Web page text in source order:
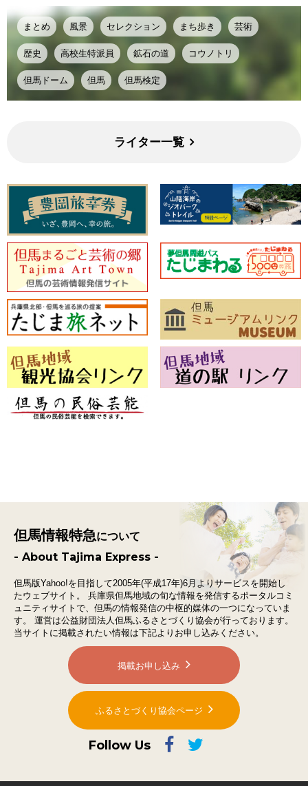
まとめ 風景 セレクション まち歩き 芸術
歴史 高校生特派員 鉱石の道 コウノトリ
但馬ドーム 但馬 但馬検定
ライター一覧
但馬情報特急について
- About Tajima Express -
但馬版Yahoo!を目指して2005年(平成17年)6月よりサービスを開始し
たウェブサイト。
兵庫県但馬地域の旬な情報を発信するポータルコミ
ュニティサイトで、 但馬の情報発信の中枢的媒体の一つになっていま
す。
運営は公益財団法人但馬ふるさとづくり協会が行っております。
当サイトに掲載されたい情報は下記よりお申し込みください。
掲載お申し込み
ふるさとづくり協会ページ
Follow Us